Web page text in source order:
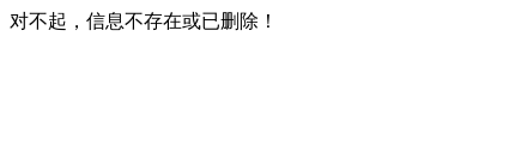
对不起，信息不存在或已删除！